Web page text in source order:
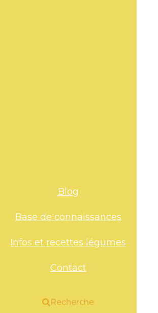
Blog
Base de connaissances
Infos et recettes légumes
Contact
Recherche